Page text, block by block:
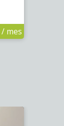
/ mes